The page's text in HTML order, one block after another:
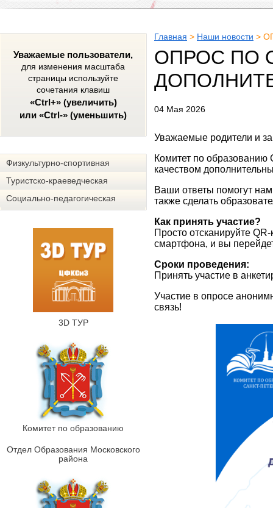
Уважаемые пользователи,
для изменения масштаба
страницы используйте
сочетания клавиш
«Ctrl+» (увеличить)
или «Ctrl-» (уменьшить)
Физкультурно-спортивная
Туристско-краеведческая
Социально-педагогическая
3D ТУР
Комитет по образованию
Отдел Образования Московского
района
Главная > Наши новости >
ОПРОС ПО
04 Мая 2026
Уважаемые родители и
Комитет по образованию
качеством
Ваши ответы помогут
также сделать
Как принять участие?
Просто отсканируйте
смартфона, и вы
Сроки проведения:
Принять участие в
Участие в опросе
связь!